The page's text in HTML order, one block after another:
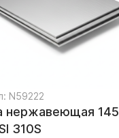
N59222
нержавеющая 145
310S